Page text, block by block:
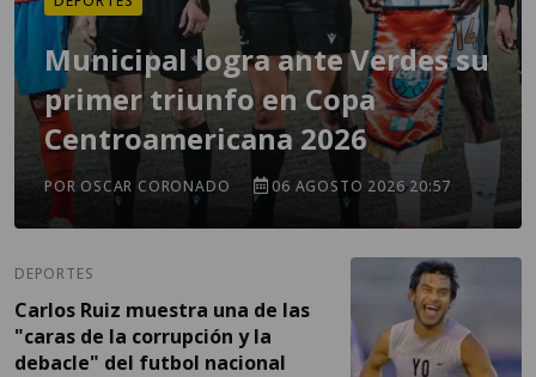
Municipal logra ante Verdes su
primer triunfo en Copa
Centroamericana 2026
POR OSCAR CORONADO 06 AGOSTO 2026 20:57
DEPORTES
Carlos Ruiz muestra una de las
"caras de la corrupción y la
debacle" del futbol nacional